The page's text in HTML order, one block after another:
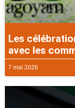
Les
avec les
7 mai 2026